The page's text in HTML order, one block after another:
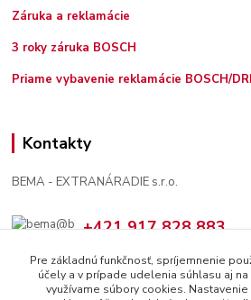
Záruka a reklamácie
3 roky záruka BOSCH
Priame vybavenie reklamácie BOSCH/
Kontakty
BEMA - EXTRANÁRADIE s.r.o.
+421 917 828 883
bema@bema.sk
Pre základnú funkčnosť, spríjemnenie
účely a v prípade udelenia súhlasu aj
využívame súbory cookies.